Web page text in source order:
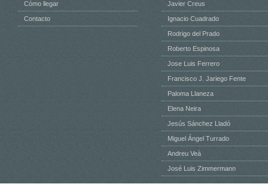
Cómo llegar
Contacto
Javier Creus
Ignacio Cuadrado
Rodrigo del Prado
Roberto Espinosa
Jose Luis Ferrero
Francisco J. Jariego Fente
Paloma Llaneza
Elena Neira
Jesús Sánchez Lladó
Miguel Ángel Turrado
Andreu Veà
José Luis Zimmermann